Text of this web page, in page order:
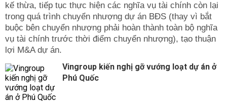
kế thừa, tiếp tục thực hiện các nghĩa vụ tài chính còn lại
trong quá trình chuyển nhượng dự án BĐS (thay vì bắt
buộc bên chuyển nhượng phải hoàn thành toàn bộ nghĩa
vụ tài chính trước thời điểm chuyển nhượng), tạo thuận
lợi M&A dự án.
Vingroup kiến nghị gỡ vướng loạt dự án ở
Phú Quốc